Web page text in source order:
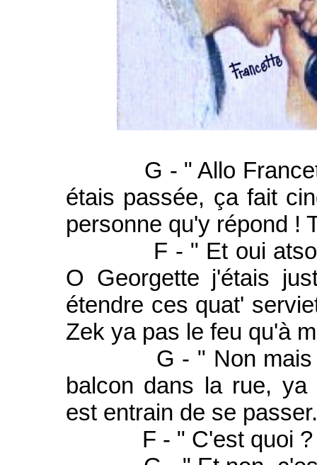
G - " Allo
étais passée, ça fait
personne qu'y répond !
F - " Et oui atso
O Georgette j'étais
étendre ces quat'
Zek ya pas le feu qu'à
G - " Non mais
balcon dans la rue, ya
est entrain de se passer.
F - " C'est quoi ?